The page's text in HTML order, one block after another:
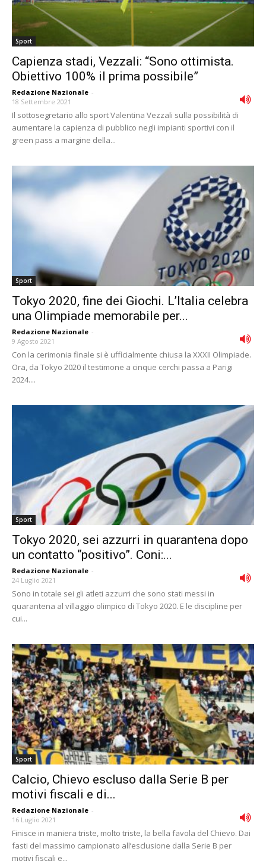
Sport
Capienza stadi, Vezzali: “Sono ottimista.
Obiettivo 100% il prima possibile”
Redazione Nazionale -
18 Settembre 2021
Il sottosegretario allo sport Valentina Vezzali sulla possibilità di
aumentare la capienza di pubblico negli impianti sportivi con il
green pass a margine della...
Sport
Tokyo 2020, fine dei Giochi. L’Italia celebra
una Olimpiade memorabile per...
Redazione Nazionale -
9 Agosto 2021
Con la cerimonia finale si è ufficialmente chiusa la XXXII Olimpiade.
Ora, da Tokyo 2020 il testimone a cinque cerchi passa a Parigi
2024....
Sport
Tokyo 2020, sei azzurri in quarantena dopo
un contatto “positivo”. Coni:...
Redazione Nazionale -
24 Luglio 2021
Sono in totale sei gli atleti azzurri che sono stati messi in
quarantena al villaggio olimpico di Tokyo 2020. E le discipline per
cui...
Sport
Calcio, Chievo escluso dalla Serie B per
motivi fiscali e di...
Redazione Nazionale -
16 Luglio 2021
Finisce in maniera triste, molto triste, la bella favola del Chievo. Dai
fasti del massimo campionato all’esclusione dalla Serie B per
motivi fiscali e...